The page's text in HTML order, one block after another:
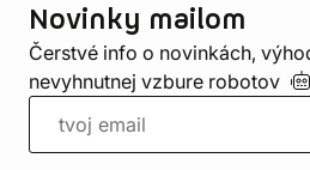
Novinky mailom
Čerstvé info o novinkách,
nevyhnutnej vzbure robotov